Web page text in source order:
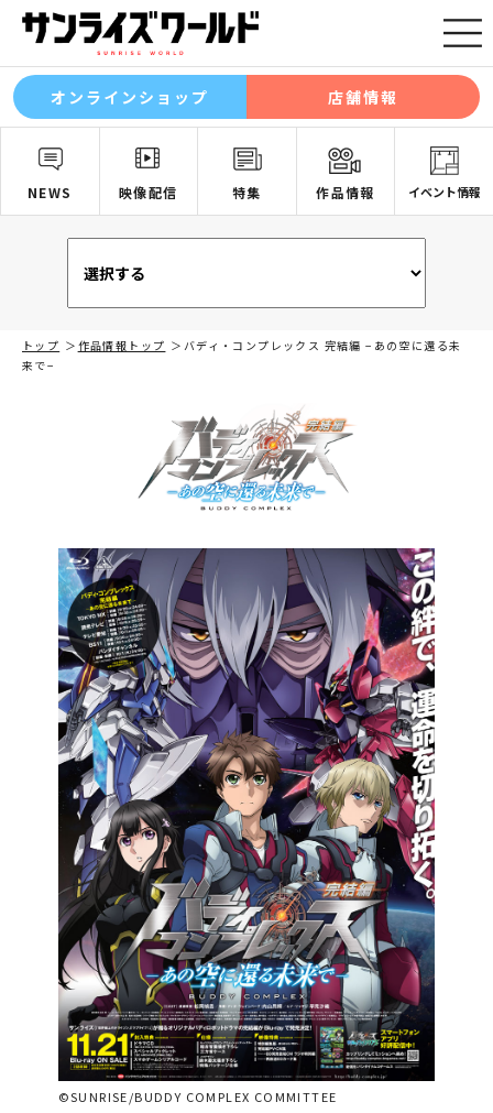
オンラインショップ 店舗情報
NEWS 映像配信 特集 作品情報 イベント情報
トップ 作品情報トップ
バディ・コンプレックス 完結編 −あの空に還る未
来で−
©SUNRISE/BUDDY COMPLEX COMMITTEE